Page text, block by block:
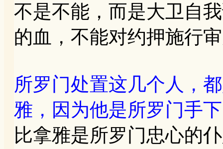
不是不能，而是大卫自
的血，不能对约押施行
所罗门处置这几个人，
雅，因为他是所罗门手
比拿雅是所罗门忠心的